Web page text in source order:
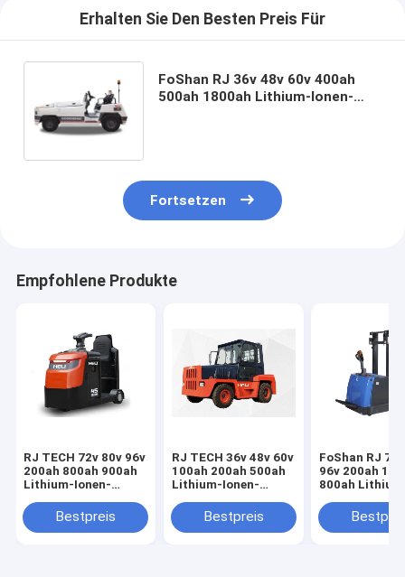
Erhalten Sie Den Besten Preis Für
FoShan RJ 36v 48v 60v 400ah
500ah 1800ah Lithium-Ionen-
Fortsetzen
Empfohlene Produkte
RJ TECH 72v 80v 96v
200ah 800ah 900ah
Lithium-Ionen-
Anhui HeLi Elektro-
Schlepptraktor
Bestpreis
RJ TECH 36v 48v 60v
100ah 200ah 500ah
Lithium-Ionen-
Anhui HeLi Elektro-
Schlepptraktor
Bestpreis
FoShan RJ
96v 200ah
800ah
Jiangsu Keli